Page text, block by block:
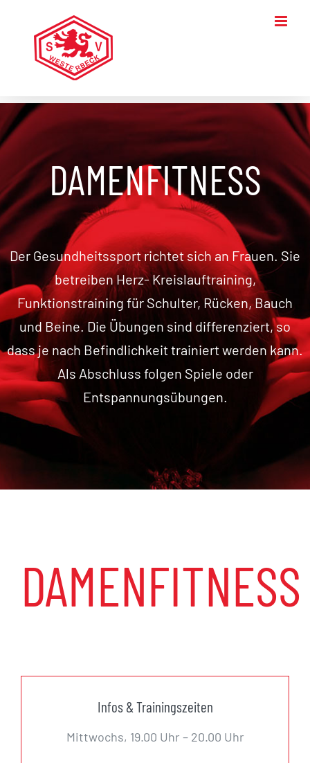
springen
DAMENFITNESS
Der Gesundheitssport richtet sich an Frauen. Sie
betreiben Herz- Kreislauftraining,
Funktionstraining für Schulter, Rücken, Bauch
und Beine. Die Übungen sind differenziert, so
dass je nach Befindlichkeit trainiert werden kann.
Als Abschluss folgen Spiele oder
Entspannungsübungen.
DAMENFITNESS
Infos & Trainingszeiten
Mittwochs, 19.00 Uhr – 20.00 Uhr